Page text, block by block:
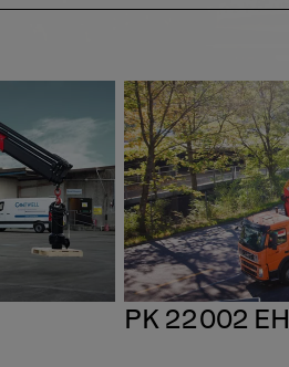
GAMA
MEDIA
PK 22002 EH